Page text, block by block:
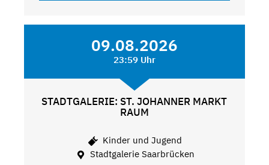
09.08.2026
23:59 Uhr
STADTGALERIE: ST. JOHANNER MARKT
RAUM
Kinder und Jugend
Stadtgalerie Saarbrücken